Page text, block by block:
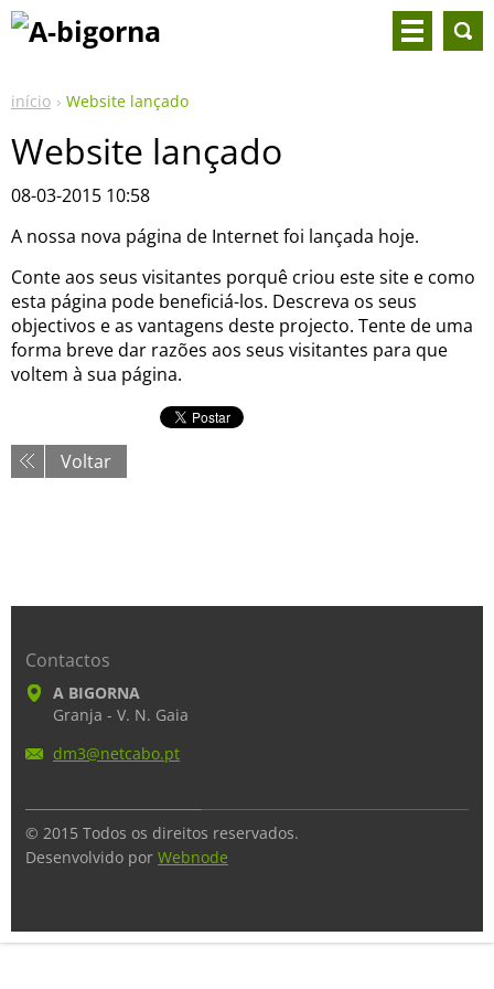
início Website lançado
Website lançado
08-03-2015 10:58
A nossa nova página de Internet foi lançada hoje.
Conte aos seus visitantes porquê criou este site e como
esta página pode beneficiá-los. Descreva os seus
objectivos e as vantagens deste projecto. Tente de uma
forma breve dar razões aos seus visitantes para que
voltem à sua página.
Voltar
Contactos
A BIGORNA
Granja - V. N. Gaia
dm3@netcabo.pt
© 2015 Todos os direitos reservados.
Desenvolvido por Webnode